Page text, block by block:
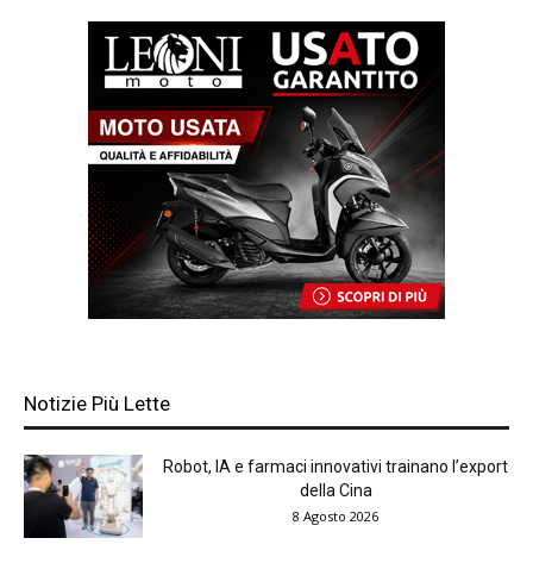
Notizie Più Lette
Robot, IA e farmaci innovativi trainano l’export
della Cina
8 Agosto 2026